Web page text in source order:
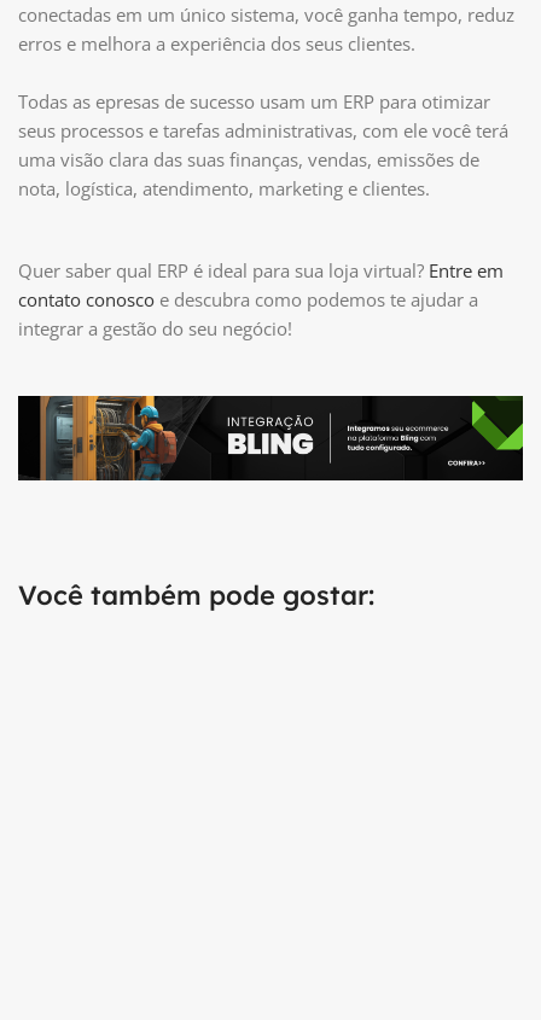
conectadas em um único sistema, você ganha tempo, reduz
erros e melhora a experiência dos seus clientes.
Todas as epresas de sucesso usam um ERP para otimizar
seus processos e tarefas administrativas, com ele você terá
uma visão clara das suas finanças, vendas, emissões de
nota, logística, atendimento, marketing e clientes.
Quer saber qual ERP é ideal para sua loja virtual? Entre em
contato conosco e descubra como podemos te ajudar a
integrar a gestão do seu negócio!
Você também pode gostar: